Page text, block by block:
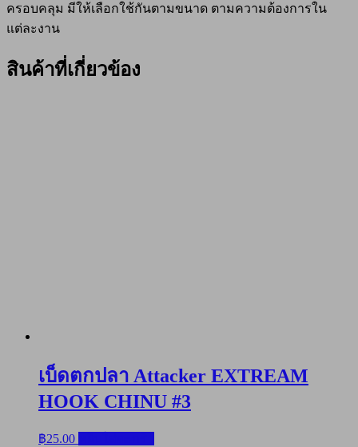
ครอบคลุม มีให้เลือกใช้กันตามขนาด ตามความต้องการใน
แต่ละงาน
สินค้าที่เกี่ยวข้อง
เบ็ดตกปลา Attacker EXTREAM
HOOK CHINU #3
฿25.00